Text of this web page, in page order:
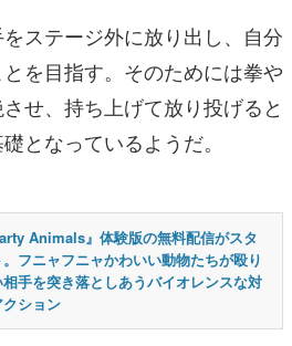
ステージ外に放り出し、自分
を目指す。そのためには拳や
せ、持ち上げて放り投げると
となっているようだ。
Animals』体験版の無料配信がスタ
。フニャフニャかわいい動物たちが殴り
手を突き落としあうバイオレンスな対
ション